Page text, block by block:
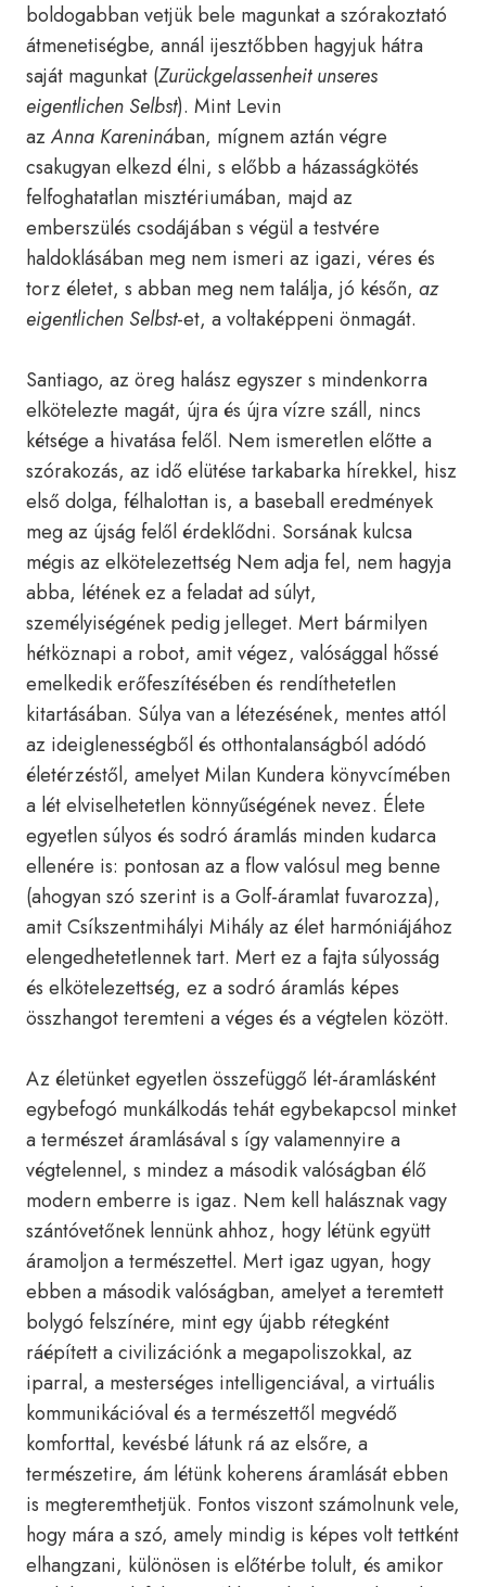
boldogabban vetjük bele magunkat a szórakoztató
átmenetiségbe, annál ijesztőbben hagyjuk hátra
saját magunkat (Zurückgelassenheit unseres
eigentlichen Selbst). Mint Levin
azAnna Kareninában, mígnem aztán végre
csakugyan elkezd élni, s előbb a házasságkötés
felfoghatatlan misztériumában, majd az
emberszülés csodájában s végül a testvére
haldoklásában meg nem ismeri az igazi, véres és
torz életet, s abban meg nem találja, jó későn, az
eigentlichen Selbst-et, a voltaképpeni önmagát.
Santiago, az öreg halász egyszer s mindenkorra
elkötelezte magát, újra és újra vízre száll, nincs
kétsége a hivatása felől. Nem ismeretlen előtte a
szórakozás, az idő elütése tarkabarka hírekkel, hisz
első dolga, félhalottan is, a baseball eredmények
meg az újság felől érdeklődni. Sorsának kulcsa
mégis az elkötelezettség Nem adja fel, nem hagyja
abba, létének ez a feladat ad súlyt,
személyiségének pedig jelleget. Mert bármilyen
hétköznapi a robot, amit végez, valósággal hőssé
emelkedik erőfeszítésében és rendíthetetlen
kitartásában. Súlya van a létezésének, mentes attól
az ideiglenességből és otthontalanságból adódó
életérzéstől, amelyet Milan Kundera könyvcímében
a lét elviselhetetlen könnyűségének nevez. Élete
egyetlen súlyos és sodró áramlás minden kudarca
ellenére is: pontosan az a flow valósul meg benne
(ahogyan szó szerint is a Golf-áramlat fuvarozza),
amit Csíkszentmihályi Mihály az élet harmóniájához
elengedhetetlennek tart. Mert ez a fajta súlyosság
és elkötelezettség, ez a sodró áramlás képes
összhangot teremteni a véges és a végtelen között.
Az életünket egyetlen összefüggő lét-áramlásként
egybefogó munkálkodás tehát egybekapcsol minket
a természet áramlásával s így valamennyire a
végtelennel, s mindez a második valóságban élő
modern emberre is igaz. Nem kell halásznak vagy
szántóvetőnek lennünk ahhoz, hogy létünk együtt
áramoljon a természettel. Mert igaz ugyan, hogy
ebben a második valóságban, amelyet a teremtett
bolygó felszínére, mint egy újabb rétegként
ráépített a civilizációnk a megapoliszokkal, az
iparral, a mesterséges intelligenciával, a virtuális
kommunikációval és a természettől megvédő
komforttal, kevésbé látunk rá az elsőre, a
természetire, ám létünk koherens áramlását ebben
is megteremthetjük. Fontos viszont számolnunk vele,
hogy mára a szó, amely mindig is képes volt tettként
elhangzani, különösen is előtérbe tolult, és amikor